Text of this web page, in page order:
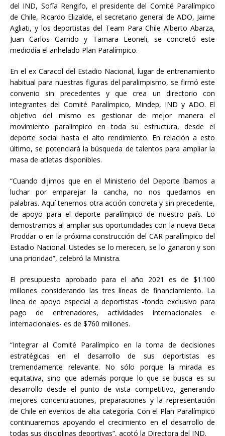
del IND, Sofía Rengifo, el presidente del Comité Paralímpico
de Chile, Ricardo Elizalde, el secretario general de ADO, Jaime
Agliati, y los deportistas del Team Para Chile Alberto Abarza,
Juan Carlos Garrido y Tamara Leoneli, se concretó este
mediodía el anhelado Plan Paralímpico.
En el ex Caracol del Estadio Nacional, lugar de entrenamiento
habitual para nuestras figuras del paralimpismo, se firmó este
convenio sin precedentes y que crea un directorio con
integrantes del Comité Paralímpico, Mindep, IND y ADO. El
objetivo del mismo es gestionar de mejor manera el
movimiento paralímpico en toda su estructura, desde el
deporte social hasta el alto rendimiento. En relación a esto
último, se potenciará la búsqueda de talentos para ampliar la
masa de atletas disponibles.
“Cuando dijimos que en el Ministerio del Deporte íbamos a
luchar por emparejar la cancha, no nos quedamos en
palabras. Aquí tenemos otra acción concreta y sin precedente,
de apoyo para el deporte paralímpico de nuestro país. Lo
demostramos al ampliar sus oportunidades con la nueva Beca
Proddar o en la próxima construcción del CAR paralímpico del
Estadio Nacional. Ustedes se lo merecen, se lo ganaron y son
una prioridad”, celebró la Ministra.
El presupuesto aprobado para el año 2021 es de $1.100
millones considerando las tres líneas de financiamiento. La
línea de apoyo especial a deportistas -fondo exclusivo para
pago de entrenadores, actividades internacionales e
internacionales- es de $760 millones.
“Integrar al Comité Paralímpico en la toma de decisiones
estratégicas en el desarrollo de sus deportistas es
tremendamente relevante. No sólo porque la mirada es
equitativa, sino que además porque lo que se busca es su
desarrollo desde el punto de vista competitivo, generando
mejores concentraciones, preparaciones y la representación
de Chile en eventos de alta categoría. Con el Plan Paralímpico
continuaremos apoyando el crecimiento en el desarrollo de
todas sus disciplinas deportivas”, acotó la Directora del IND.